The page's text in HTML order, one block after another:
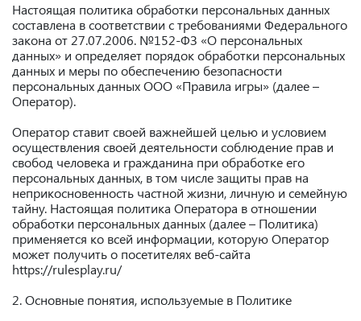
Настоящая политика обработки персональных данных
составлена в соответствии с требованиями Федерального
закона от 27.07.2006. №152-ФЗ «О персональных
данных» и определяет порядок обработки персональных
данных и меры по обеспечению безопасности
персональных данных ООО «Правила игры» (далее –
Оператор).
Оператор ставит своей важнейшей целью и условием
осуществления своей деятельности соблюдение прав и
свобод человека и гражданина при обработке его
персональных данных, в том числе защиты прав на
неприкосновенность частной жизни, личную и семейную
тайну. Настоящая политика Оператора в отношении
обработки персональных данных (далее – Политика)
применяется ко всей информации, которую Оператор
может получить о посетителях веб-сайта
https://rulesplay.ru/
2. Основные понятия, используемые в Политике